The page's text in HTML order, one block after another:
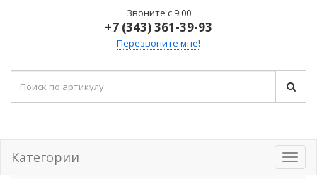
Звоните с 9:00
+7 (343) 361-39-93
Перезвоните мне!
Категории